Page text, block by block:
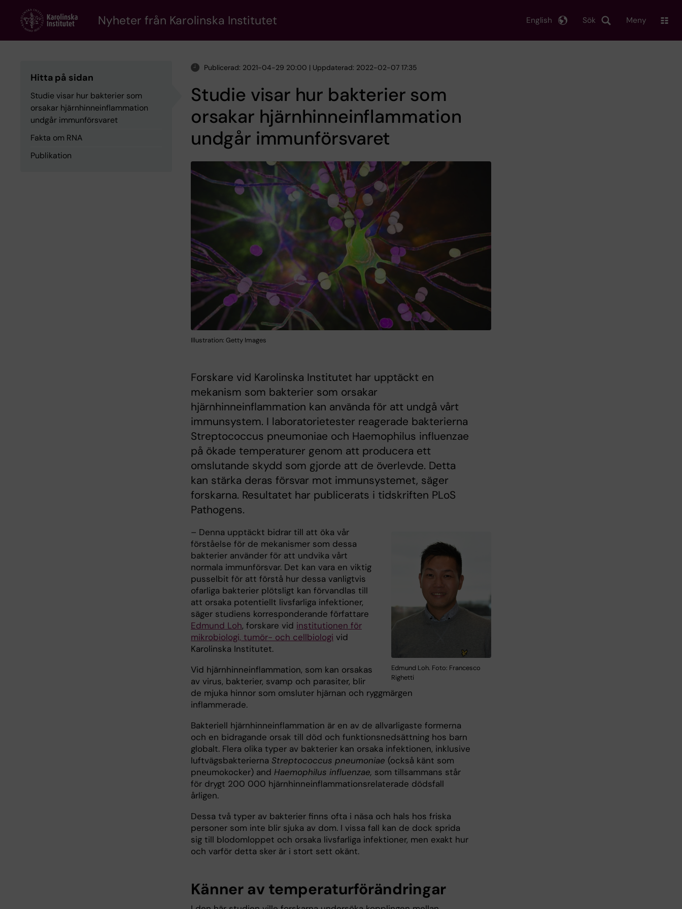
content
Nyheter från Karolinska Institutet Sök
English Meny
Hitta på sidan
Studie visar hur bakterier som
orsakar hjärnhinneinflammation
undgår immunförsvaret
Fakta om RNA
Publikation
Publicerad: 2021-04-29 20:00 | Uppdaterad: 2022-02-07 17:35
Studie visar hur bakterier som
orsakar hjärnhinneinflammation
undgår immunförsvaret
Illustration: Getty Images
Forskare vid Karolinska Institutet har upptäckt en
mekanism som bakterier som orsakar
hjärnhinneinflammation kan använda för att undgå vårt
immunsystem. I laboratorietester reagerade bakterierna
Streptococcus pneumoniae och Haemophilus influenzae
på ökade temperaturer genom att producera ett
omslutande skydd som gjorde att de överlevde. Detta
kan stärka deras försvar mot immunsystemet, säger
forskarna. Resultatet har publicerats i tidskriften PLoS
Pathogens.
Edmund Loh. Foto: Francesco
Righetti
– Denna upptäckt bidrar till att öka vår
förståelse för de mekanismer som dessa
bakterier använder för att undvika vårt
normala immunförsvar. Det kan vara en viktig
pusselbit för att förstå hur dessa vanligtvis
ofarliga bakterier plötsligt kan förvandlas till
att orsaka potentiellt livsfarliga infektioner,
säger studiens korresponderande författare
Edmund Loh, forskare vid institutionen för
mikrobiologi, tumör- och cellbiologi vid
Karolinska Institutet.
Vid hjärnhinneinflammation, som kan orsakas
av virus, bakterier, svamp och parasiter, blir
de mjuka hinnor som omsluter hjärnan och ryggmärgen
inflammerade.
Bakteriell hjärnhinneinflammation är en av de allvarligaste formerna
och en bidragande orsak till död och funktionsnedsättning hos barn
globalt. Flera olika typer av bakterier kan orsaka infektionen, inklusive
luftvägsbakterierna Streptococcus pneumoniae (också känt som
pneumokocker) and Haemophilus influenzae, som tillsammans står
för drygt 200 000 hjärnhinneinflammationsrelaterade dödsfall
årligen.
Dessa två typer av bakterier finns ofta i näsa och hals hos friska
personer som inte blir sjuka av dom. I vissa fall kan de dock sprida
sig till blodomloppet och orsaka livsfarliga infektioner, men exakt hur
och varför detta sker är i stort sett okänt.
Känner av temperaturförändringar